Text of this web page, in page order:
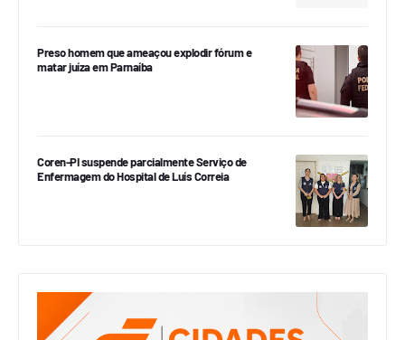
Preso homem que ameaçou explodir fórum e
matar juíza em Parnaíba
Coren-PI suspende parcialmente Serviço de
Enfermagem do Hospital de Luís Correia